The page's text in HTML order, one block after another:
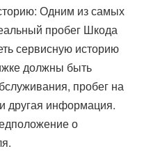
Одним из самых
пробег Шкода
сервисную историю
должны быть
пробег на
другая информация.
о